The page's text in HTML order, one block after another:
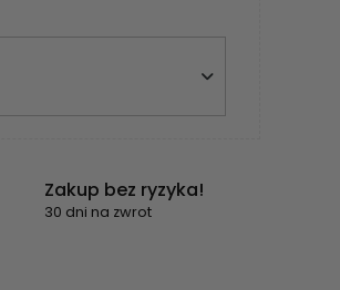
Zakup bez ryzyka!
30 dni na zwrot